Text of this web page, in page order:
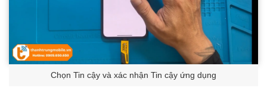
Chọn Tin cậy và xác nhận Tin cậy ứng dụng